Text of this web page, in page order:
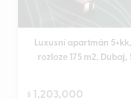
Luxusní apartmán
rozloze 175 m2,
$ 1,203,000